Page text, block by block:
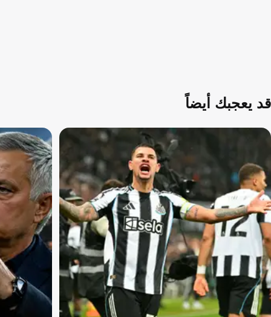
قد يعجبك أيضاً